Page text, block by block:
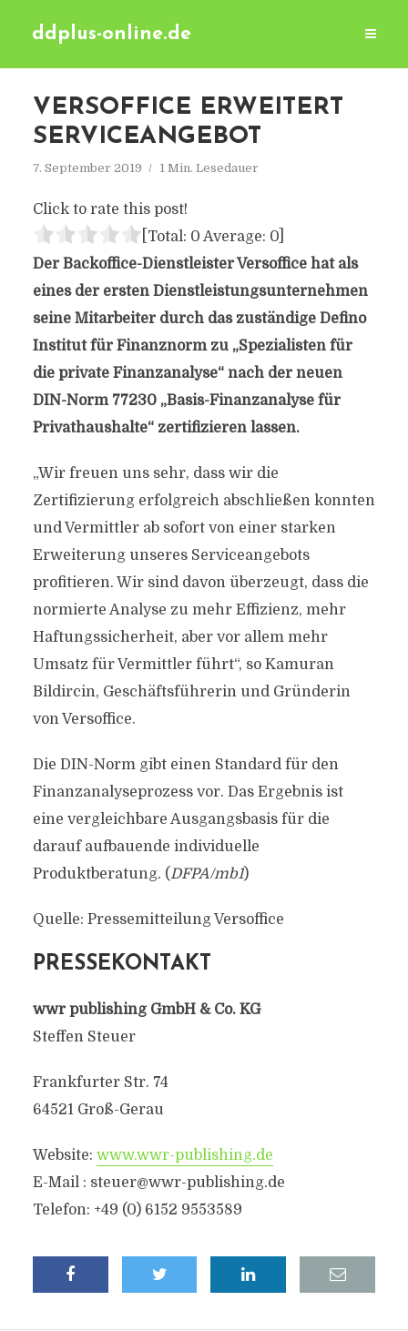
ddplus-online.de
VERSOFFICE ERWEITERT
SERVICEANGEBOT
7. September 2019 1 Min. Lesedauer
Click to rate this post!
[Total: 0 Average: 0]
Der Backoffice-Dienstleister Versoffice hat als
eines der ersten Dienstleistungsunternehmen
seine Mitarbeiter durch das zuständige Defino
Institut für Finanznorm zu „Spezialisten für
die private Finanzanalyse“ nach der neuen
DIN-Norm 77230 „Basis-Finanzanalyse für
Privathaushalte“ zertifizieren lassen.
„Wir freuen uns sehr, dass wir die
Zertifizierung erfolgreich abschließen konnten
und Vermittler ab sofort von einer starken
Erweiterung unseres Serviceangebots
profitieren. Wir sind davon überzeugt, dass die
normierte Analyse zu mehr Effizienz, mehr
Haftungssicherheit, aber vor allem mehr
Umsatz für Vermittler führt“, so Kamuran
Bildircin, Geschäftsführerin und Gründerin
von Versoffice.
Die DIN-Norm gibt einen Standard für den
Finanzanalyseprozess vor. Das Ergebnis ist
eine vergleichbare Ausgangsbasis für die
darauf aufbauende individuelle
Produktberatung. (DFPA/mb1)
Quelle: Pressemitteilung Versoffice
PRESSEKONTAKT
wwr publishing GmbH & Co. KG
Steffen Steuer
Frankfurter Str. 74
64521 Groß-Gerau
Website: www.wwr-publishing.de
E-Mail : steuer@wwr-publishing.de
Telefon: +49 (0) 6152 9553589